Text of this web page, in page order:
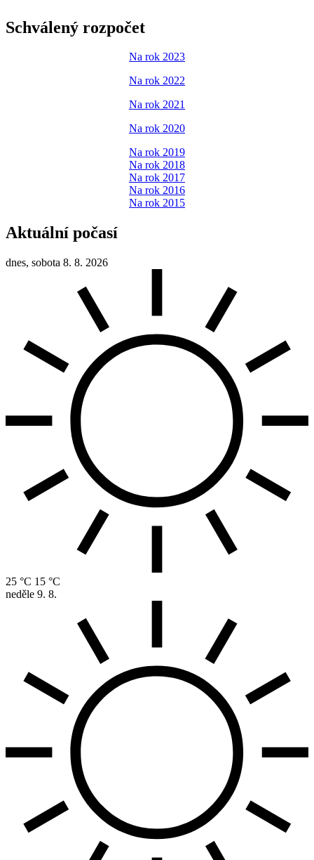
Schválený rozpočet
Na rok 2023
Na rok 2022
Na rok 2021
Na rok 2020
Na rok 2019
Na rok 2018
Na rok 2017
Na rok 2016
Na rok 2015
Aktuální počasí
dnes, sobota 8. 8. 2026
25 °C 15 °C
neděle 9. 8.